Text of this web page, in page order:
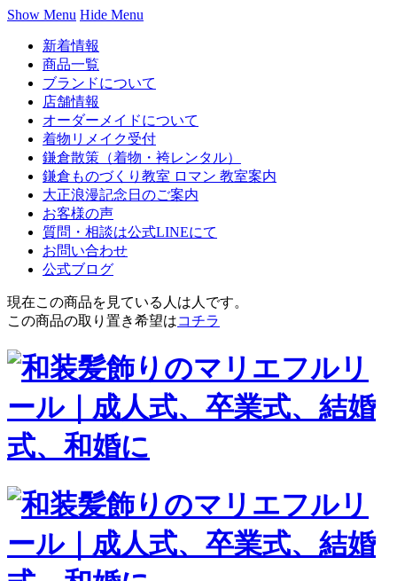
Show Menu Hide Menu
新着情報
商品一覧
ブランドについて
店舗情報
オーダーメイドについて
着物リメイク受付
鎌倉散策（着物・袴レンタル）
鎌倉ものづくり教室 ロマン 教室案内
大正浪漫記念日のご案内
お客様の声
質問・相談は公式LINEにて
お問い合わせ
公式ブログ
現在この商品を見ている人は 人です。
この商品の取り置き希望はコチラ